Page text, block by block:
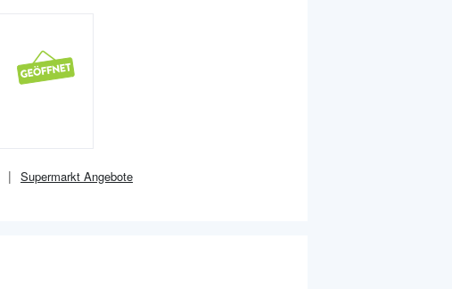
Supermarkt Angebote